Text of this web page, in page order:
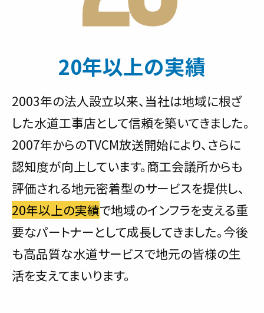
20年以上の実績
2003年の法人設立以来、当社は地域に根ざ
した水道工事店として信頼を築いてきました。
2007年からのTVCM放送開始により、さらに
認知度が向上しています。商工会議所からも
評価される地元密着型のサービスを提供し、
20年以上の実績で地域のインフラを支える重
要なパートナーとして成長してきました。今後
も高品質な水道サービスで地元の皆様の生
活を支えてまいります。